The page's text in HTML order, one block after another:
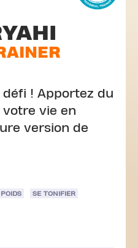
! Apportez du
vie en
version de
SE TONIFIER